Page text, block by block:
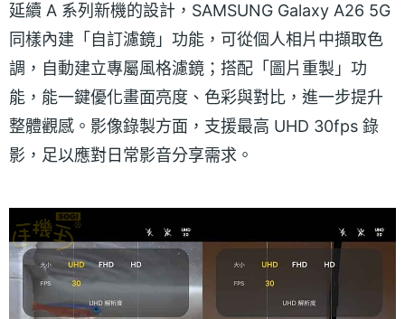
延續 A 系列新機的設計，SAMSUNG Galaxy A26 5G
同樣內建「自訂濾鏡」功能，可從個人相片中擷取色
調，自動建立專屬風格濾鏡；搭配「圖片重製」功
能，能一鍵優化畫面亮度、色彩與對比，進一步提升
整體觀感。影像錄製方面，支援最高 UHD 30fps 錄
影，足以應對日常影音分享需求。